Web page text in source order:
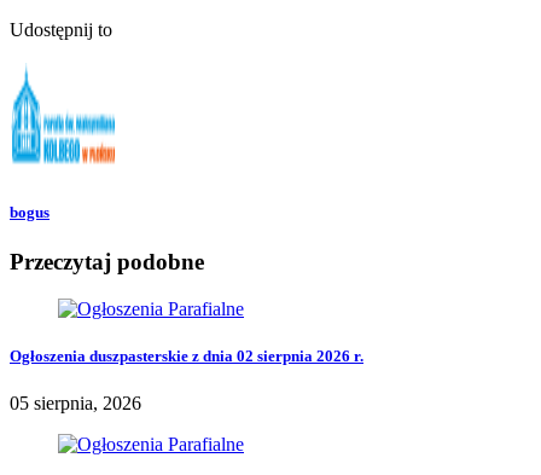
Udostępnij to
bogus
Przeczytaj podobne
Ogłoszenia duszpasterskie z dnia 02 sierpnia 2026 r.
05 sierpnia, 2026